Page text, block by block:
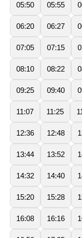
05:50 05:55
06:20 06:27
07:05 07:15
08:10 08:22
09:25 09:40
11:07 11:25
12:36 12:48
13:44 13:52
14:32 14:40
15:20 15:28
16:08 16:16